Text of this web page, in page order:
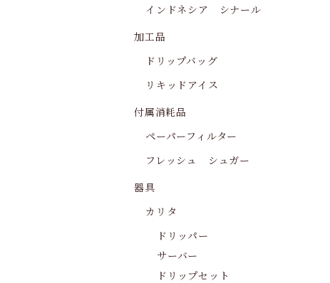
インドネシア シナール
加工品
ドリップバッグ
リキッドアイス
付属消耗品
ペーパーフィルター
フレッシュ シュガー
器具
カリタ
ドリッパー
サーバー
ドリップセット